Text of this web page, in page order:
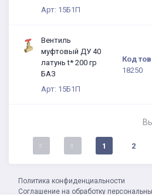
Арт: 15Б1П
Вентиль
муфтовый ДУ 40
латунь t* 200 гр
БАЗ
Арт: 15Б1П
Код
18250
1 2
Политика конфиденциальности
Соглашение на обработку